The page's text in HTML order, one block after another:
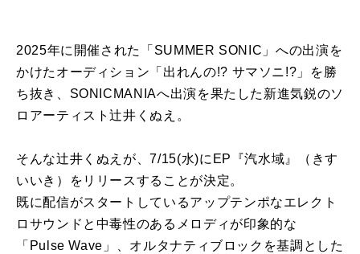
2025年に開催された「SUMMER SONIC」への出演を
かけたオーディション「出れんの!? サマソニ!?」を勝
ち抜き、SONICMANIAへ出演を果たした新進気鋭のソ
ロアーティスト辻井くぬえ。
そんな辻井くぬえが、7/15(水)にEP『汽水域』（きす
いいき）をリリースすることが決定。
既に配信がスタートしているアップテンポなエレクト
ロサウンドと中毒性のあるメロディが印象的な
「Pulse Wave」、オルタナティブロックを基調とした